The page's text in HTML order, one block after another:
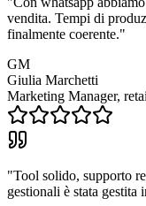
vendita. Tempi di
finalmente coerente."
GM
Giulia Marchetti
Marketing Manager,
"Tool solido, supporto
gestionali è stata gestita